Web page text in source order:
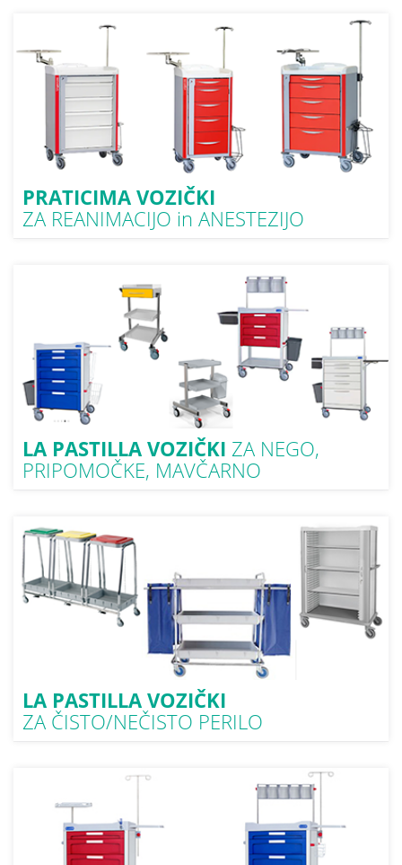
PRATICIMA VOZIČKI
ZA REANIMACIJO in ANESTEZIJO
LA PASTILLA VOZIČKI ZA NEGO,
PRIPOMOČKE, MAVČARNO
LA PASTILLA VOZIČKI
ZA ČISTO/NEČISTO PERILO